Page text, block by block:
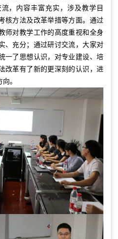
，内容丰富充实，涉及教学目
核方法及改革举措等方面。通过
师对教学工作的高度重视和全身
、充分；通过研讨交流，大家对
一了思想认识，对专业建设、培
改革有了新的更深刻的认识，进
。